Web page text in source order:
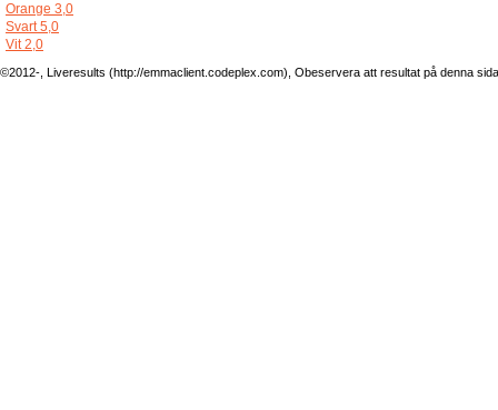
Orange 3,0
Svart 5,0
Vit 2,0
©2012-, Liveresults (http://emmaclient.codeplex.com), Obeservera att resultat på denna